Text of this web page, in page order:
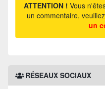
ATTENTION ! Vous
un commentaire, veuillez
un
RÉSEAUX SOCIAUX